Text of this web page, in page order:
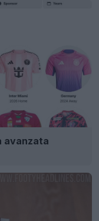
avanzata